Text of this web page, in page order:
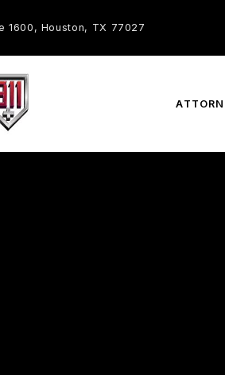
1600, Houston, TX 77027